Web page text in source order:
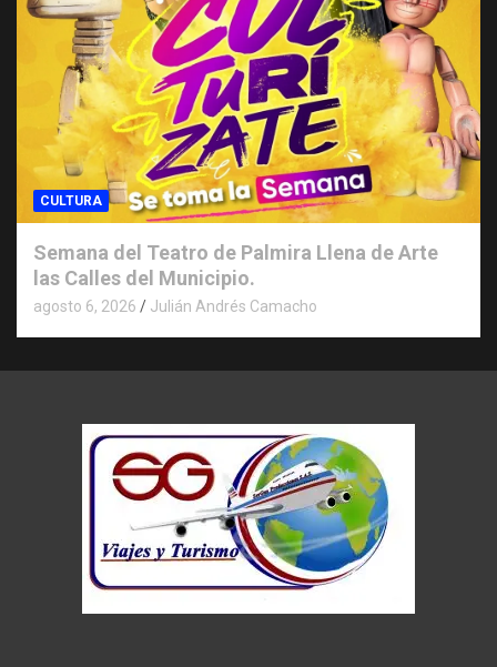
CULTURA
Semana del Teatro de Palmira Llena de Arte
las Calles del Municipio.
agosto 6, 2026 Julián Andrés Camacho